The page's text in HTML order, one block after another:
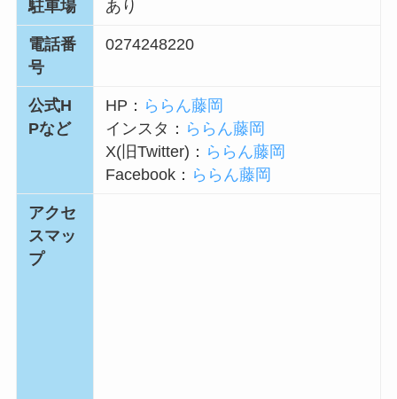
駐車場 あり
電話番
号
0274248220
公式H
Pなど
HP： ららん藤岡
インスタ： ららん藤岡
X(旧Twitter)： ららん藤岡
Facebook： ららん藤岡
アクセ
スマッ
プ